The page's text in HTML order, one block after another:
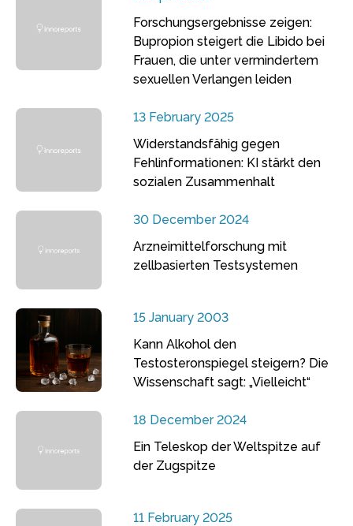
Forschungsergebnisse zeigen:
Bupropion steigert die Libido bei
Frauen, die unter vermindertem
sexuellen Verlangen leiden
13 February 2025
Widerstandsfähig gegen
Fehlinformationen: KI stärkt den
sozialen Zusammenhalt
30 December 2024
Arzneimittelforschung mit
zellbasierten Testsystemen
15 January 2003
Kann Alkohol den
Testosteronspiegel steigern? Die
Wissenschaft sagt: „Vielleicht“
18 December 2024
Ein Teleskop der Weltspitze auf
der Zugspitze
11 February 2025